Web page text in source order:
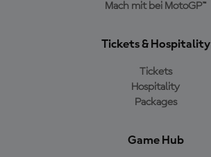
Mach mit bei MotoGP™
Tickets & Hospitality
Tickets
Hospitality
Packages
Game Hub